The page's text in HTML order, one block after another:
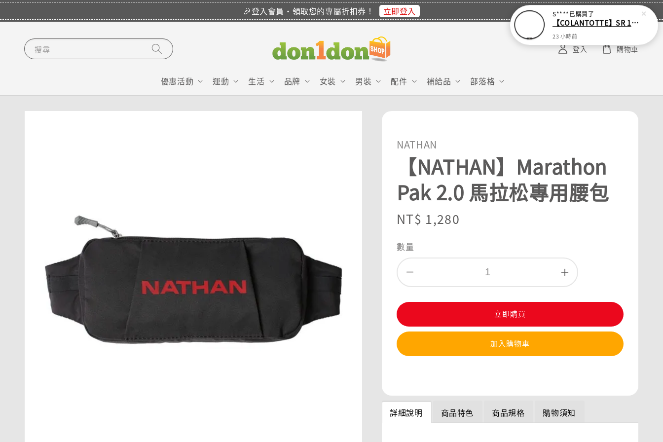
🎉登入會員・領取您的專屬折扣券！ 立即登入
搜尋
優惠活動 運動 生活 品牌 女裝 男裝 配件 補給品 部落格
登入 購物車
NATHAN
【NATHAN】Marathon
Pak 2.0 馬拉松專用腰包
Regular
NT$ 1,280
數量
立即購買
加入購物車
詳細說明 商品特色 商品規格 購物須知
S****已購買了
【COLANTOTTE】SR 140 NEXT 運動機能磁石項圈
23 小時前